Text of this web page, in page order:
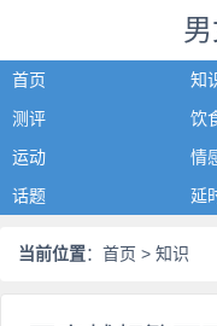
首页 知
测评
饮
运动
情
话题
延
当前位置： 首页 > 知识